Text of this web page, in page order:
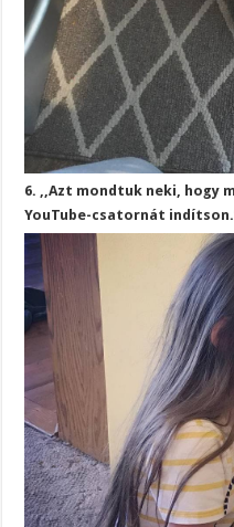
6. ,,Azt mondtuk neki, hogy
YouTube-csatornát